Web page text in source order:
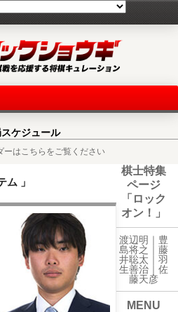
ケジュール
ーはこちらをご覧ください
ム 」
棋士特集
ページ
「ロック
オン！」
渡辺明｜ 豊
島将之
藤
井聡太
羽
生善治
佐
藤天彦
MENU